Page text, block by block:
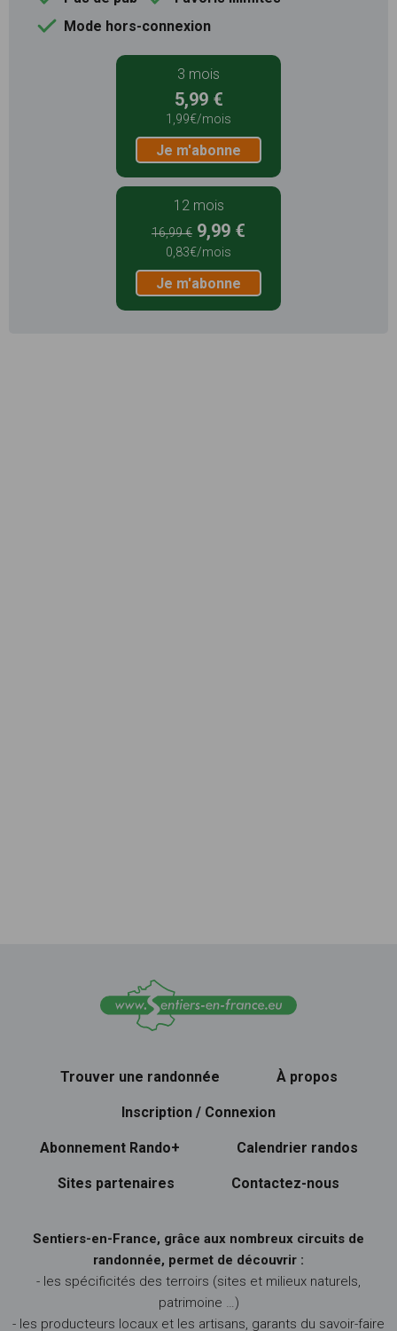
Mode hors-connexion
3 mois
5,99 €
1,99€/mois
Je m'abonne
12 mois
16,99 € 9,99 €
0,83€/mois
Je m'abonne
Trouver une randonnée À propos
Inscription / Connexion
Abonnement Rando+ Calendrier randos
Sites partenaires Contactez-nous
Sentiers-en-France, grâce aux nombreux circuits de
randonnée, permet de découvrir :
- les spécificités des terroirs (sites et milieux naturels,
patrimoine …)
- les producteurs locaux et les artisans, garants du savoir-faire